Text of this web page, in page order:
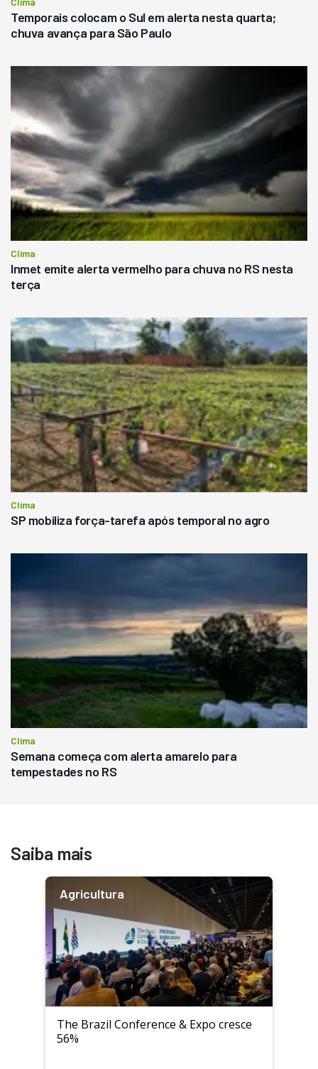
Temporais colocam o Sul em alerta nesta quarta;
chuva avança para São Paulo
Clima
Inmet emite alerta vermelho para chuva no RS nesta
terça
Clima
SP mobiliza força-tarefa após temporal no agro
Clima
Semana começa com alerta amarelo para
tempestades no RS
Saiba mais
Agricultura
The Brazil Conference & Expo cresce
56%